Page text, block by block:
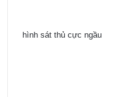
hình sát thủ cực ngầu